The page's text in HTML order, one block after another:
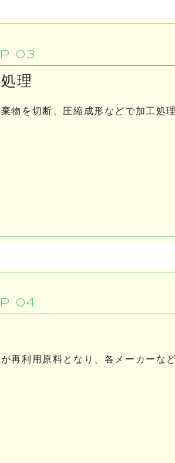
03
理
物を切断、圧縮成形などで加工処
04
再利用原料となり、各メーカーな